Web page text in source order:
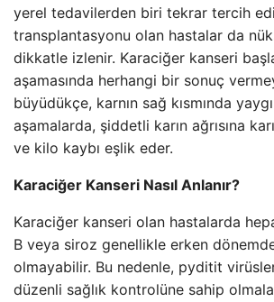
yerel tedavilerden biri tekrar tercih
transplantasyonu olan hastalar da
dikkatle izlenir. Karaciğer kanseri
aşamasında herhangi bir sonuç
büyüdükçe, karnın sağ kısmında
aşamalarda, şiddetli karın ağrısına
ve kilo kaybı eşlik eder.
Karaciğer Kanseri Nasıl Anlanır?
Karaciğer kanseri olan hastalarda
B veya siroz genellikle erken
olmayabilir. Bu nedenle, pyditit
düzenli sağlık kontrolüne sahip